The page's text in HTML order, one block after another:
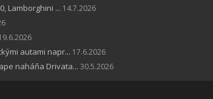
Lamborghini ... 14.7.2026
autami napr... 17.6.2026
naháňa Drivata... 30.5.2026